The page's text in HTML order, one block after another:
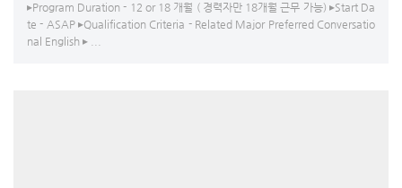
▸Program Duration - 12 or 18 개월 ( 경력자만 18개월 근무 가능) ▸Start Da
te - ASAP ▸Qualification Criteria - Related Major Preferred Conversatio
nal English ▸ ...